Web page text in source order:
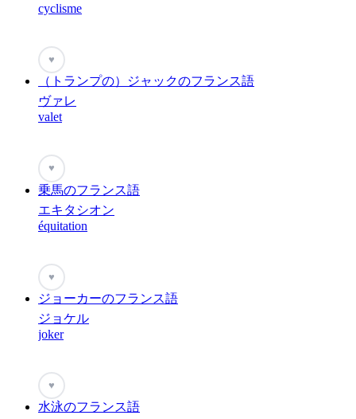
cyclisme
♥
（トランプの）ジャックのフランス語
ヴァレ
valet
♥
乗馬のフランス語
エキタシオン
équitation
♥
ジョーカーのフランス語
ジョケル
joker
♥
水泳のフランス語